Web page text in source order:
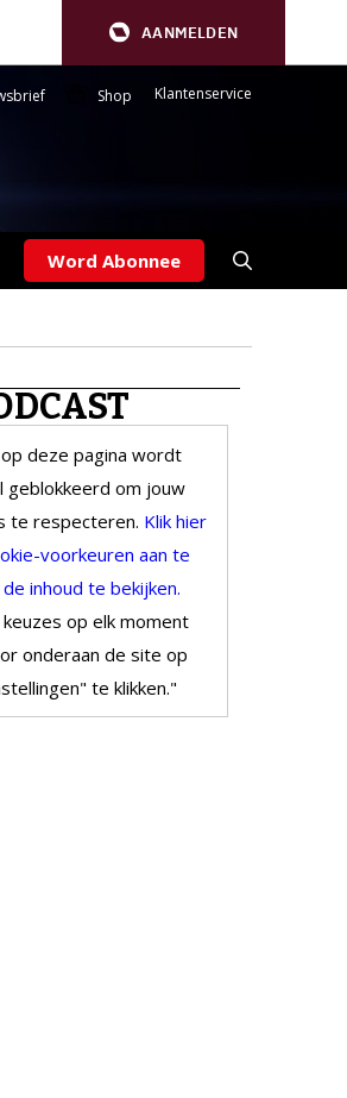
AANMELDEN
Shop Klantenservice
Word Abonnee
deze pagina wordt
geblokkeerd om jouw
te respecteren. Klik hier
voorkeuren aan te
inhoud te bekijken.
keuzes op elk moment
onderaan de site op
te klikken."